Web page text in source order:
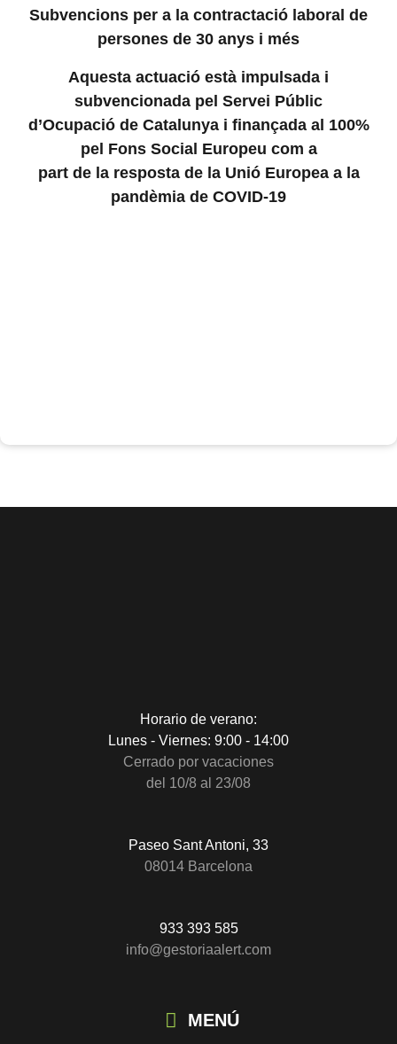
Subvencions per a la contractació laboral de
persones de 30 anys i més
Aquesta actuació està impulsada i
subvencionada pel Servei Públic
d’Ocupació de Catalunya i finançada al 100%
pel Fons Social Europeu com a
part de la resposta de la Unió Europea a la
pandèmia de COVID-19
Horario de verano:
Lunes - Viernes: 9:00 - 14:00
Cerrado por vacaciones
del 10/8 al 23/08
Paseo Sant Antoni, 33
08014 Barcelona
933 393 585
info@gestoriaalert.com
MENÚ